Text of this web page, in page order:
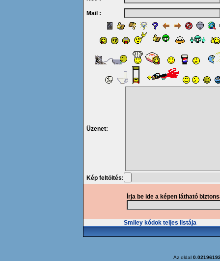
Mail :
Üzenet:
Kép feltöltés:
Írja be ide a képen látható
Smiley kódok teljes listája
Az oldal